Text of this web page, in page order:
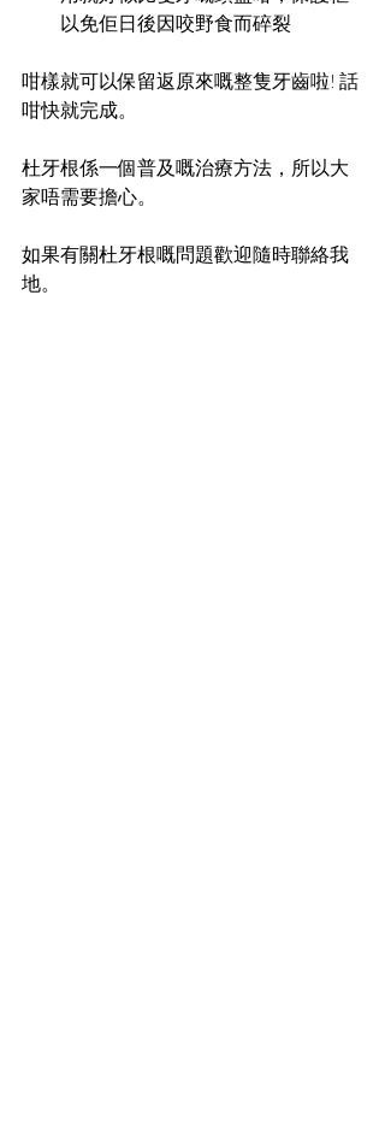
以免佢日後因咬野食而碎裂
咁樣就可以保留返原來嘅整隻牙齒啦! 話
咁快就完成。
杜牙根係一個普及嘅治療方法，所以大
家唔需要擔心。
如果有關杜牙根嘅問題歡迎隨時聯絡我
地。